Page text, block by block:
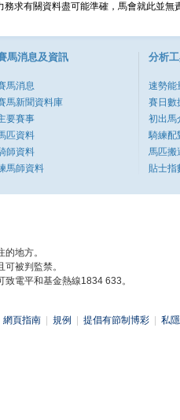
求有關資料盡可能準確，馬會就此並
馬消息及資訊
馬消息
馬新聞資料庫
要賽事
匹資料
師資料
馬師資料
分析
速勢能
賽日數
初出馬
騎練配
馬匹搬
貼士指
地方。
被判監禁。
電平和基金熱線1834 633。
網頁指南 規例 提倡有節制博彩 私